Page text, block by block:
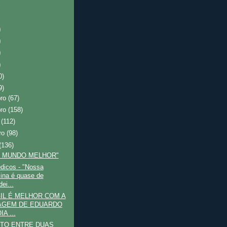
(67)
(158)
(112)
(98)
MELHOR"
- "Nossa
é quase de
É MELHOR COM A
DE EDUARDO
...
ENTRE DUAS